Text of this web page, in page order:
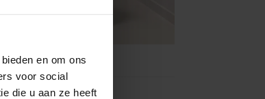
en om ons
voor social
die u aan ze heeft